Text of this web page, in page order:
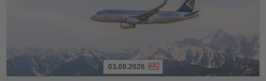
03.08.2026